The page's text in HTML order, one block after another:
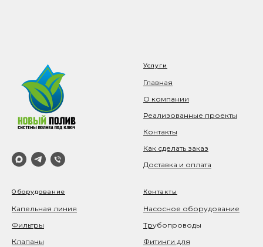
Услуги
Главная
О компании
Реализованные проекты
Контакты
Как сделать заказ
Доставка и оплата
Оборудование
Капельная линия
Фильтры
Клапаны
Контакты
Насосное оборудование
Трубопроводы
Фитинги для